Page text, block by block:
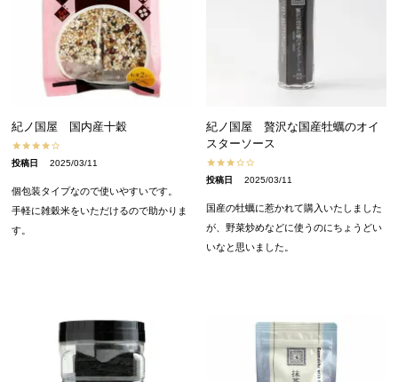
紀ノ国屋 国内産十穀
投稿日 2025/03/11
個包装タイプなので使いやすいです。
手軽に雑穀米をいただけるので助かりま
す。
紀ノ国屋 贅沢な国産牡蠣のオイ
スターソース
投稿日 2025/03/11
国産の牡蠣に惹かれて購入いたしました
が、野菜炒めなどに使うのにちょうどい
いなと思いました。